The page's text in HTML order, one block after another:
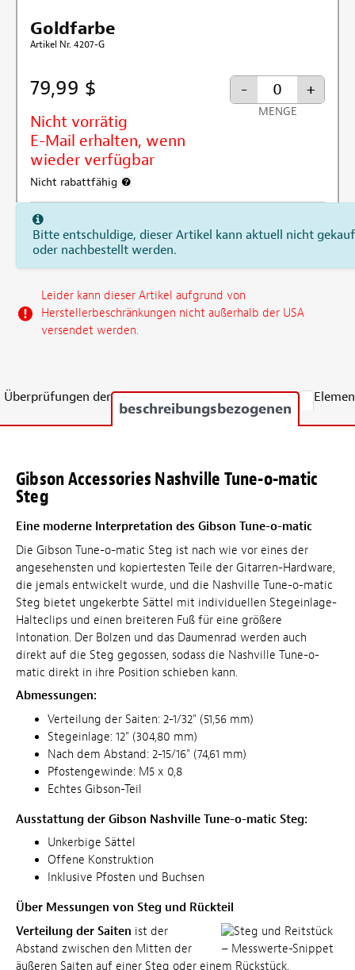
Goldfarbe
Artikel Nr. 4207-G
79,99 $
Nicht vorrätig
E-Mail erhalten, wenn
wieder verfügbar
Nicht rabattfähig
- +
MENGE
Bitte entschuldige, dieser Artikel kann aktuell nicht
oder nachbestellt werden.
Leider kann dieser Artikel aufgrund von
Herstellerbeschränkungen nicht außerhalb der USA
versendet werden.
Überprüfungen der
beschreibungsbezogenen
Gibson Accessories Nashville Tune-o-matic
Steg
Eine moderne Interpretation des Gibson Tune-o-matic
Die Gibson Tune-o-matic Steg ist nach wie vor eines der
angesehensten und kopiertesten Teile der Gitarren-Hardware,
die jemals entwickelt wurde, und die Nashville Tune-o-matic
Steg bietet ungekerbte Sättel mit individuellen Stegeinlage-
Halteclips und einen breiteren Fuß für eine größere
Intonation. Der Bolzen und das Daumenrad werden auch
direkt auf die Steg gegossen, sodass die Nashville Tune-o-
matic direkt in ihre Position schieben kann.
Abmessungen:
Verteilung der Saiten: 2-1/32" (51,56 mm)
Stegeinlage: 12" (304,80 mm)
Nach dem Abstand: 2-15/16" (74,61 mm)
Pfostengewinde: M5 x 0,8
Echtes Gibson-Teil
Ausstattung der Gibson Nashville Tune-o-matic Steg:
Unkerbige Sättel
Offene Konstruktion
Inklusive Pfosten und Buchsen
Über Messungen von Steg und Rückteil
Verteilung der Saiten ist der
Abstand zwischen den Mitten der
äußeren Saiten auf einer Steg oder einem Rückstück.